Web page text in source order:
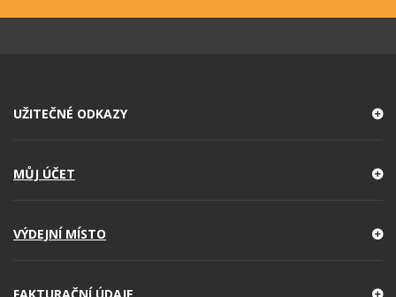
UŽITEČNÉ ODKAZY
MŮJ ÚČET
VÝDEJNÍ MÍSTO
FAKTURAČNÍ ÚDAJE